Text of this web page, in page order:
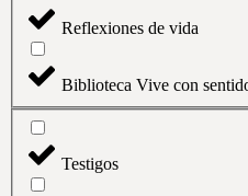
Reflexiones de vida
Biblioteca Vive con
Testigos